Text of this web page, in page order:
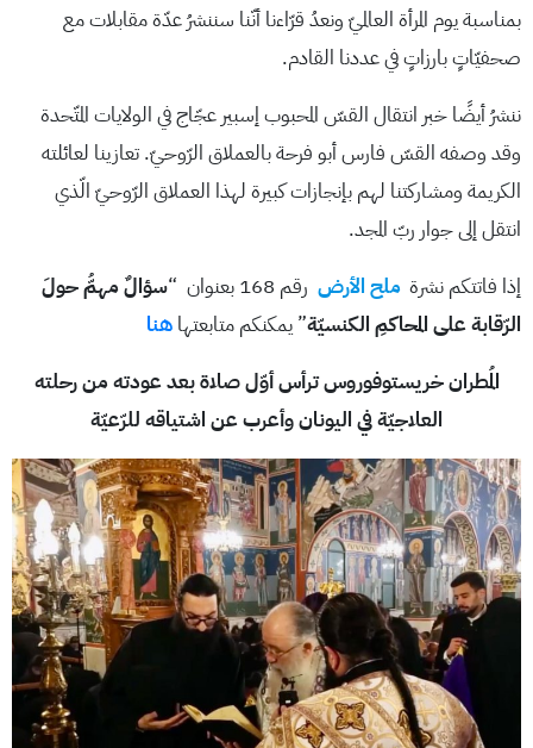
بمناسبة يوم المرأة العالميّ ونعدُ قرّاءنا أنّنا سننشرُ عدّة مقابلات مع
صحفيّاتٍ بارزاتٍ في عددنا القادم.
ننشرُ أيضًا خبر انتقال القسّ المحبوب إسبير عجّاج في الولايات المتّحدة
وقد وصفه القسّ فارس أبو فرحة بالعملاق الرّوحيّ. تعازينا لعائلته
الكريمة ومشاركتنا لهم بإنجازات كبيرة لهذا العملاق الرّوحيّ الّذي
انتقل إلى جوار ربّ المجد.
إذا فاتتكم نشرة ملح الأرض رقم 168 بعنوان “
سؤالٌ مهمُّ حولَ
الرّقابة على المحاكمِ الكنسيّة” يمكنكم متابعتها هنا
المُطران خريستوفوروس ترأس أوّل صلاة بعد عودته من رحلته
العلاجيّة في اليونان وأعرب عن اشتياقه للرّعيّة